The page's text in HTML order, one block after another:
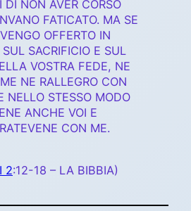
DI NON AVER CORSO
FATICATO. MA SE
OFFERTO IN
SACRIFICIO E SUL
VOSTRA FEDE, NE
NE RALLEGRO CON
NELLO STESSO MODO
ANCHE VOI E
CON ME.
2:12-18 – LA BIBBIA)